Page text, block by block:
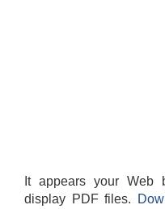
It appears your Web
display PDF files.